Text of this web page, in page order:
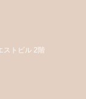
ストビル 2階